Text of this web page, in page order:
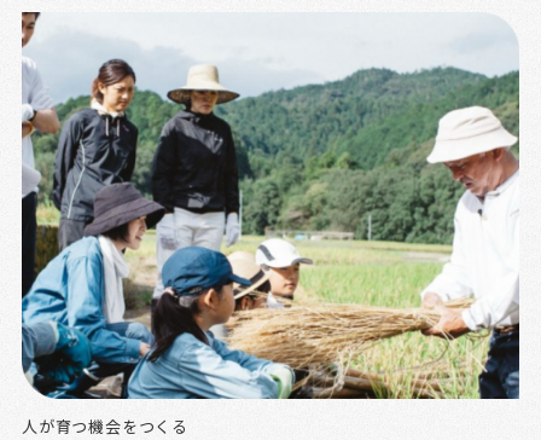
人が育つ機会をつくる